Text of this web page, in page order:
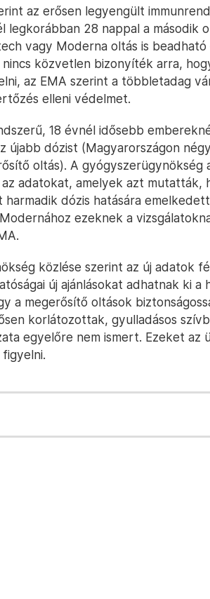
az erősen legyengült
28 nappal a második
vagy Moderna oltás is beadható
nincs közvetlen bizonyíték arra,
az EMA szerint a többletadag
elleni védelmet.
18 évnél idősebb
újabb dózist (Magyarországon
oltás). A gyógyszerügynökség
adatokat, amelyek azt mutatták,
dózis hatására
ezeknek a
közlése szerint az új adatok
új ajánlásokat adhatnak ki a
a megerősítő oltások
korlátozottak, gyulladásos
egyelőre nem ismert. Ezeket az